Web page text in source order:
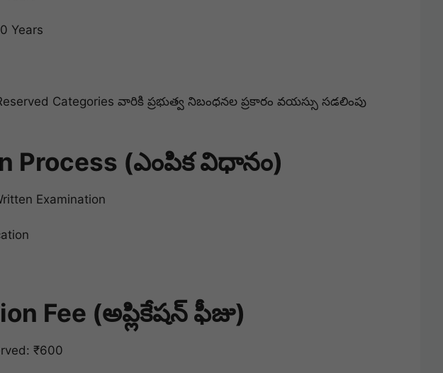
Years
Categories వారికి ప్రభుత్వ నిబంధనల ప్రకారం వయస్సు సడలింపు
Process (ఎంపిక విధానం)
Examination
Fee (అప్లికేషన్ ఫీజు)
₹600